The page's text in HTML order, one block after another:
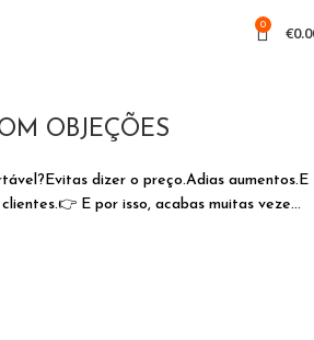
0 €
OBJEÇÕES
dizer o preço.Adias aumentos.E
E por isso, acabas muitas veze...